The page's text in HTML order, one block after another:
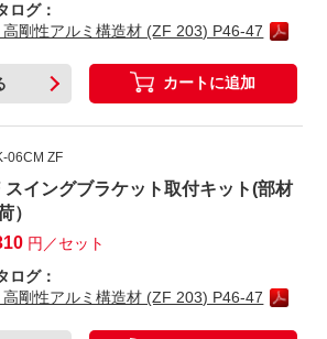
ログ：
剛性アルミ構造材 (ZF 203) P46-47
カートに追加
06CM ZF
スイングブラケット取付キット(部材
）
円／セット
ログ：
剛性アルミ構造材 (ZF 203) P46-47